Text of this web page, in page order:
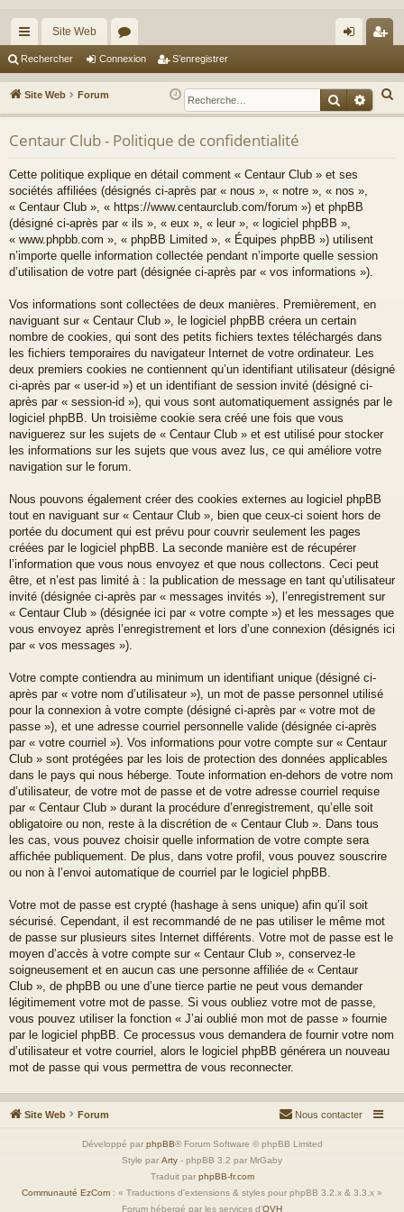
cc
ès
ra
pi
Site Web
or
u
m
s
ne
xi
nr
eg
Rechercher Connexion S’enregistrer
Site Web Forum
e
Centaur Club - Politique de confidentialité
Cette politique explique en détail comment « Centaur Club » et ses
sociétés affiliées (désignés ci-après par « nous », « notre », « nos »,
« Centaur Club », « https://www.centaurclub.com/forum ») et phpBB
(désigné ci-après par « ils », « eux », « leur », « logiciel phpBB »,
« www.phpbb.com », « phpBB Limited », « Équipes phpBB ») utilisent
n’importe quelle information collectée pendant n’importe quelle session
d’utilisation de votre part (désignée ci-après par « vos informations »).
Vos informations sont collectées de deux manières. Premièrement, en
naviguant sur « Centaur Club », le logiciel phpBB créera un certain
nombre de cookies, qui sont des petits fichiers textes téléchargés dans
les fichiers temporaires du navigateur Internet de votre ordinateur. Les
deux premiers cookies ne contiennent qu’un identifiant utilisateur (désigné
ci-après par « user-id ») et un identifiant de session invité (désigné ci-
après par « session-id »), qui vous sont automatiquement assignés par le
logiciel phpBB. Un troisième cookie sera créé une fois que vous
naviguerez sur les sujets de « Centaur Club » et est utilisé pour stocker
les informations sur les sujets que vous avez lus, ce qui améliore votre
navigation sur le forum.
Nous pouvons également créer des cookies externes au logiciel phpBB
tout en naviguant sur « Centaur Club », bien que ceux-ci soient hors de
portée du document qui est prévu pour couvrir seulement les pages
créées par le logiciel phpBB. La seconde manière est de récupérer
l’information que vous nous envoyez et que nous collectons. Ceci peut
être, et n’est pas limité à : la publication de message en tant qu’utilisateur
invité (désignée ci-après par « messages invités »), l’enregistrement sur
« Centaur Club » (désignée ici par « votre compte ») et les messages que
vous envoyez après l’enregistrement et lors d’une connexion (désignés ici
par « vos messages »).
Votre compte contiendra au minimum un identifiant unique (désigné ci-
après par « votre nom d’utilisateur »), un mot de passe personnel utilisé
pour la connexion à votre compte (désigné ci-après par « votre mot de
passe »), et une adresse courriel personnelle valide (désignée ci-après
par « votre courriel »). Vos informations pour votre compte sur « Centaur
Club » sont protégées par les lois de protection des données applicables
dans le pays qui nous héberge. Toute information en-dehors de votre nom
d’utilisateur, de votre mot de passe et de votre adresse courriel requise
par « Centaur Club » durant la procédure d’enregistrement, qu’elle soit
obligatoire ou non, reste à la discrétion de « Centaur Club ». Dans tous
les cas, vous pouvez choisir quelle information de votre compte sera
affichée publiquement. De plus, dans votre profil, vous pouvez souscrire
ou non à l’envoi automatique de courriel par le logiciel phpBB.
Votre mot de passe est crypté (hashage à sens unique) afin qu’il soit
sécurisé. Cependant, il est recommandé de ne pas utiliser le même mot
de passe sur plusieurs sites Internet différents. Votre mot de passe est le
moyen d’accès à votre compte sur « Centaur Club », conservez-le
soigneusement et en aucun cas une personne affiliée de « Centaur
Club », de phpBB ou une d’une tierce partie ne peut vous demander
légitimement votre mot de passe. Si vous oubliez votre mot de passe,
vous pouvez utiliser la fonction « J’ai oublié mon mot de passe » fournie
par le logiciel phpBB. Ce processus vous demandera de fournir votre nom
d’utilisateur et votre courriel, alors le logiciel phpBB générera un nouveau
mot de passe qui vous permettra de vous reconnecter.
Site Web Forum Nous contacter
Développé par phpBB® Forum Software © phpBB Limited
Style par Arty - phpBB 3.2 par MrGaby
Traduit par phpBB-fr.com
Communauté EzCom : « Traductions d'extensions & styles pour phpBB 3.2.x & 3.3.x »
Forum hébergé par les services d’OVH